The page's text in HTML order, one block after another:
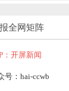
07 16:21:10
卖行政执法公告
全网矩阵
：开屏新闻
号：hai-ccwb